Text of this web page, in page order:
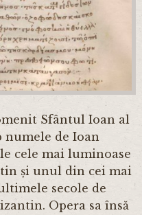
Sfântul Ioan al
numele de Ioan
cele mai luminoase
și unul din cei mai
secole de
Opera sa însă